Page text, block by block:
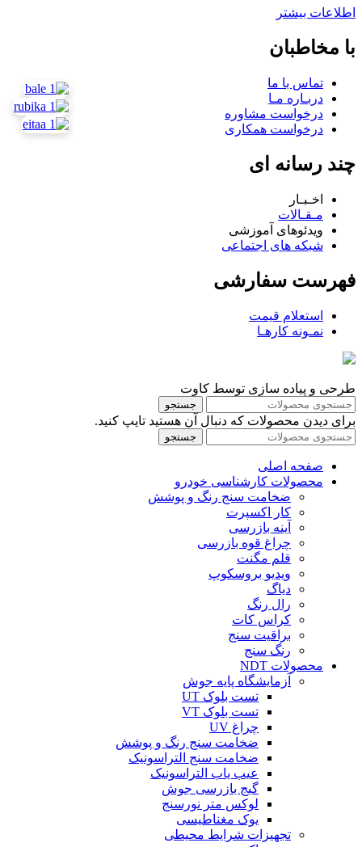
اطلاعات بیشتر
با مخاطبان
تماس با ما
دربـاره مـا
درخواست مشاوره
درخواست همکاری
چند رسانه ای
اخـبـار
مـقـالات
ویدئوهای آموزشی
شبکه های اجتماعی
فهرست سفارشی
استعلام قیمت
نمـونه کارهـا
طرحی و پیاده سازی توسط کاوت
جستجو
برای دیدن محصولات که دنبال آن هستید تایپ کنید.
جستجو
صفحه اصلی
محصولات کارشناسی خودرو
ضخامت سنج رنگ و پوشش
کار اکسپرت
آینه بازرسی
چراغ قوه بازرسی
قلم مگنت
ویدیو بروسکوپ
دیاگ
رال رنگ
کراس کات
براقیت سنج
رنگ سنج
محصولات NDT
آزمایشگاه پایه جوش
تست بلوک UT
تست بلوک VT
چراغ UV
ضخامت سنج رنگ و پوشش
ضخامت سنج التراسونیک
عیب یاب التراسونیک
گیج بازرسی جوش
لوکس متر نورسنج
یوک مغناطیسی
تجهیزات شرایط محیطی